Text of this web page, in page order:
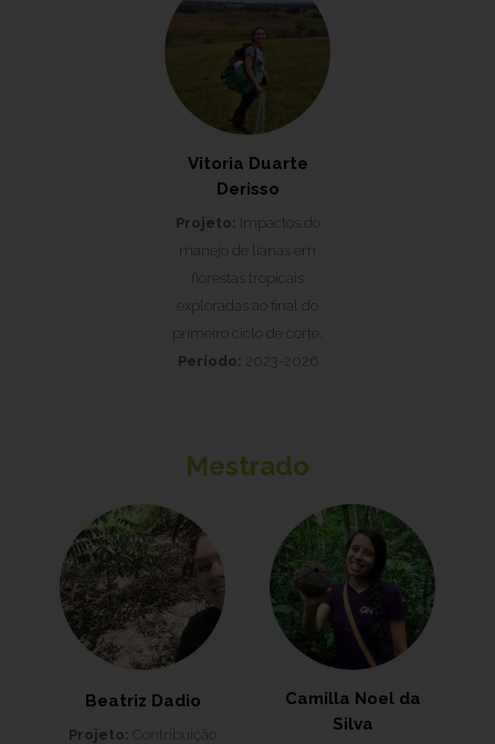
Vitoria Duarte
Derisso
Projeto: Impactos do
manejo de lianas em
florestas tropicais
exploradas ao final do
primeiro ciclo de corte.
Período: 2023-2026
Mestrado
Beatriz Dadio
Projeto: Contribuição
Camilla Noel da
Silva